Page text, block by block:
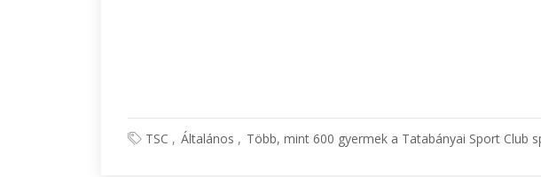
TSC Általános Több, mint 600 gyermek a Tatabányai Sport Club